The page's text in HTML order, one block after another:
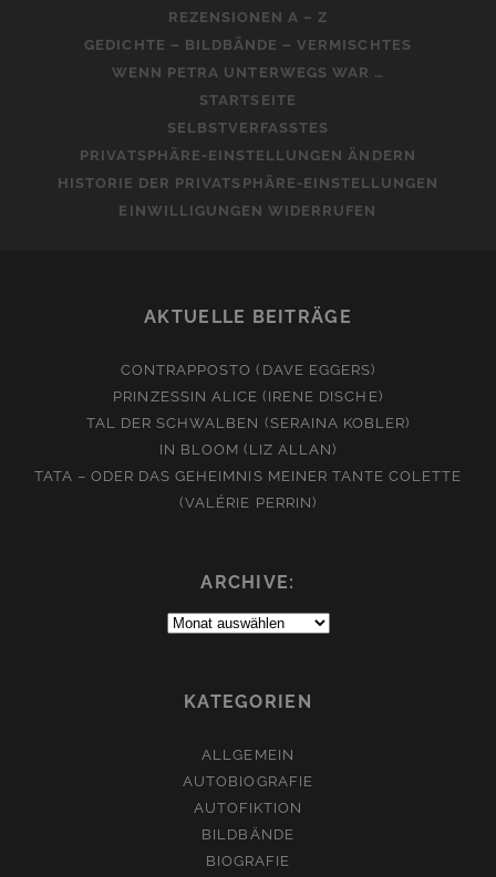
REZENSIONEN A – Z
GEDICHTE – BILDBÄNDE – VERMISCHTES
WENN PETRA UNTERWEGS WAR …
STARTSEITE
SELBSTVERFASSTES
PRIVATSPHÄRE-EINSTELLUNGEN ÄNDERN
HISTORIE DER PRIVATSPHÄRE-EINSTELLUNGEN
EINWILLIGUNGEN WIDERRUFEN
AKTUELLE BEITRÄGE
CONTRAPPOSTO (DAVE EGGERS)
PRINZESSIN ALICE (IRENE DISCHE)
TAL DER SCHWALBEN (SERAINA KOBLER)
IN BLOOM (LIZ ALLAN)
TATA – ODER DAS GEHEIMNIS MEINER TANTE COLETTE
(VALÉRIE PERRIN)
ARCHIVE:
Archive:
KATEGORIEN
ALLGEMEIN
AUTOBIOGRAFIE
AUTOFIKTION
BILDBÄNDE
BIOGRAFIE